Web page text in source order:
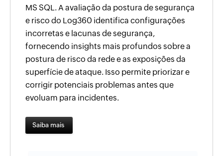
MS SQL. A avaliação da postura de segurança
e risco do Log360 identifica configurações
incorretas e lacunas de segurança,
fornecendo insights mais profundos sobre a
postura de risco da rede e as exposições da
superfície de ataque. Isso permite priorizar e
corrigir potenciais problemas antes que
evoluam para incidentes.
Saiba mais